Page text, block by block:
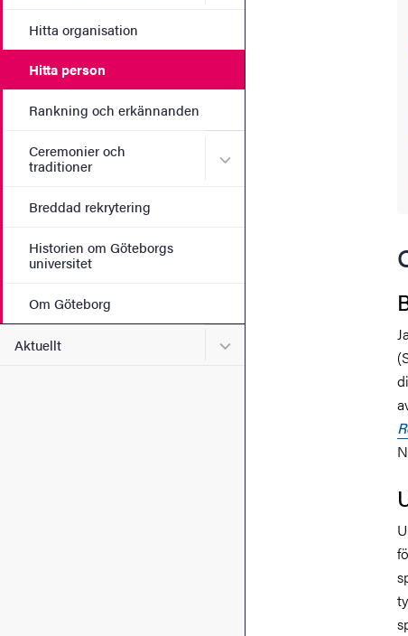
Hitta organisation
Hitta person
Rankning och erkännanden
Ceremonier och
traditioner
Undermeny för Ceremonier
Breddad rekrytering
Historien om Göteborgs
universitet
Om Göteborg
Aktuellt Undermeny för Aktuellt